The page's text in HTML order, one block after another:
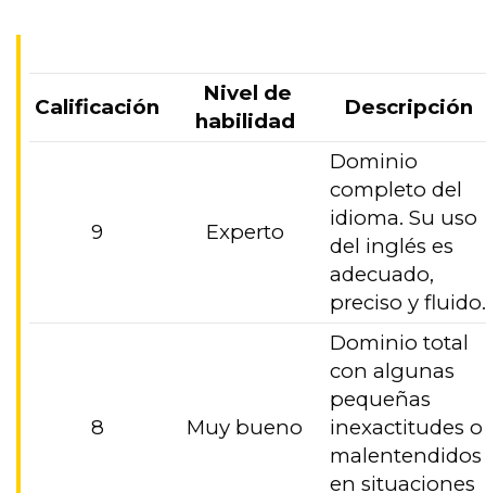
Calificación
Nivel de
habilidad
Descripción
9 Experto
Dominio
completo del
idioma. Su uso
del inglés es
adecuado,
preciso y
8 Muy bueno
Dominio total
con algunas
pequeñas
inexactitudes o
malentendidos
en situaciones